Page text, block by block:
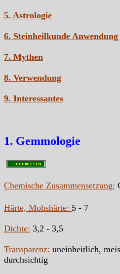
5. Astrologie
6. Steinheilkunde Anwendung
7. Mythen
8. Verwendung
9. Interessantes
1. Gemmologie
Chemische Zusammensetzung:
Härte, Mohshärte: 5 - 7
Dichte: 3,2 - 3,5
Transparenz: uneinheitlich,
durchsichtig